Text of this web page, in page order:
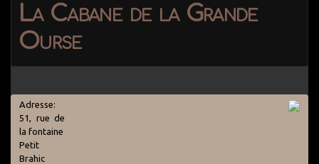
La Cabane de la Grande
Ourse
Adresse:
51, rue de
la fontaine
Petit
Brahic